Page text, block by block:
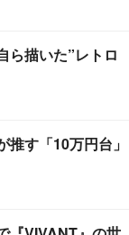
描いた”レトロ
推す「10万円台」